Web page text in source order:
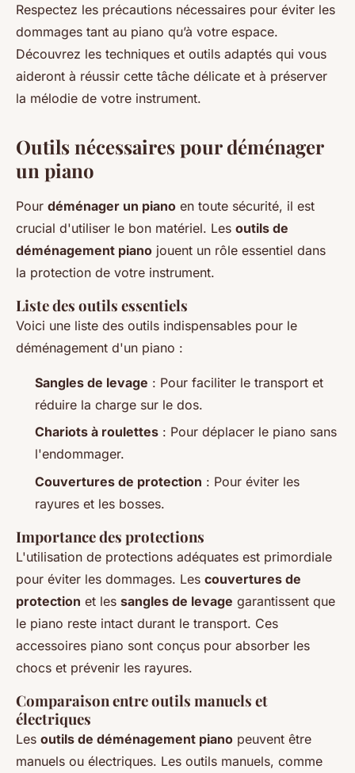
Respectez les précautions nécessaires pour éviter les
dommages tant au piano qu’à votre espace.
Découvrez les techniques et outils adaptés qui vous
aideront à réussir cette tâche délicate et à préserver
la mélodie de votre instrument.
Outils nécessaires pour déménager
un piano
Pour déménager un piano en toute sécurité, il est
crucial d'utiliser le bon matériel. Les outils de
déménagement piano jouent un rôle essentiel dans
la protection de votre instrument.
Liste des outils essentiels
Voici une liste des outils indispensables pour le
déménagement d'un piano :
Sangles de levage : Pour faciliter le transport et
réduire la charge sur le dos.
Chariots à roulettes : Pour déplacer le piano sans
l'endommager.
Couvertures de protection : Pour éviter les
rayures et les bosses.
Importance des protections
L'utilisation de protections adéquates est primordiale
pour éviter les dommages. Les couvertures de
protection et les sangles de levage garantissent que
le piano reste intact durant le transport. Ces
accessoires piano sont conçus pour absorber les
chocs et prévenir les rayures.
Comparaison entre outils manuels et
électriques
Les outils de déménagement piano peuvent être
manuels ou électriques. Les outils manuels, comme